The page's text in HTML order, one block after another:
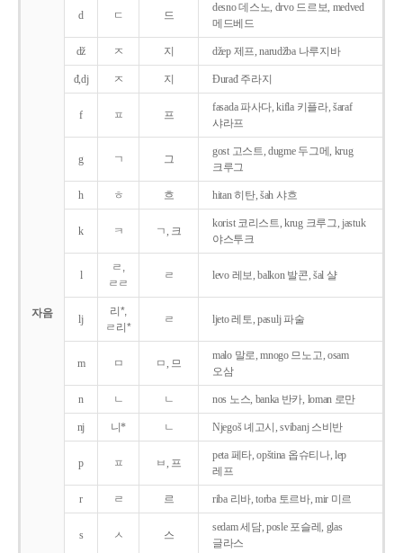
자음
d ㄷ 드
desno 데스노, drvo 드르보, medved
메드베드
dž ㅈ 지 džep 제프, narudžba 나루지바
đ,dj ㅈ 지 Ðurađ 주라지
f ㅍ 프
fasada 파사다, kifla 키플라, šaraf
샤라프
g ㄱ 그
gost 고스트, dugme 두그메, krug
크루그
h ㅎ 흐 hitan 히탄, šah 샤흐
k ㅋ ㄱ, 크
korist 코리스트, krug 크루그, jastuk
야스투크
l
ㄹ,
ㄹㄹ
ㄹ levo 레보, balkon 발콘, šal 샬
lj
리*,
ㄹ리*
ㄹ ljeto 레토, pasulj 파술
m ㅁ ㅁ, 므
malo 말로, mnogo 므노고, osam
오삼
n ㄴ ㄴ nos 노스, banka 반카, loman 로만
nj 니* ㄴ Njegoš 녜고시, svibanj 스비반
p ㅍ ㅂ, 프
peta 페타, opština 옵슈티나, lep
레프
r ㄹ 르 riba 리바, torba 토르바, mir 미르
s ㅅ 스
sedam 세담, posle 포슬레, glas
글라스